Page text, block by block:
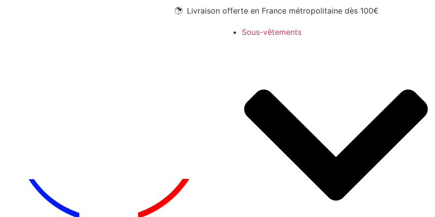
Livraison offerte en France métropolitaine dès 100€
Sous-vêtements